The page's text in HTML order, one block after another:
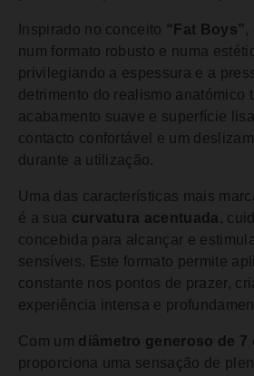
Inspirado no conceito “Fat Boys”,
num formato robusto e numa
privilegiando a espessura e a
detrimento do realismo anatómico
acabamento suave e superfície
contacto confortável e um
durante a utilização.
Uma das características mais
é a sua curvatura acentuada ,
concebida para alcançar e
sensíveis. Este formato permite
constante nos pontos de prazer,
experiência intensa e
Com um diâmetro generoso de 7
proporciona uma sensação de